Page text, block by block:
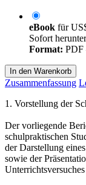
eBook für
Sofort
Format: PDF
In den Warenkorb
Zusammenfassung
1. Vorstellung der
Der vorliegende
schulpraktischen
der Darstellung
sowie der